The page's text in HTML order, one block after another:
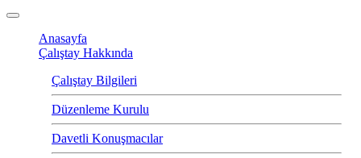
Anasayfa
Çalıştay Hakkında
Çalıştay Bilgileri
Düzenleme Kurulu
Davetli Konuşmacılar